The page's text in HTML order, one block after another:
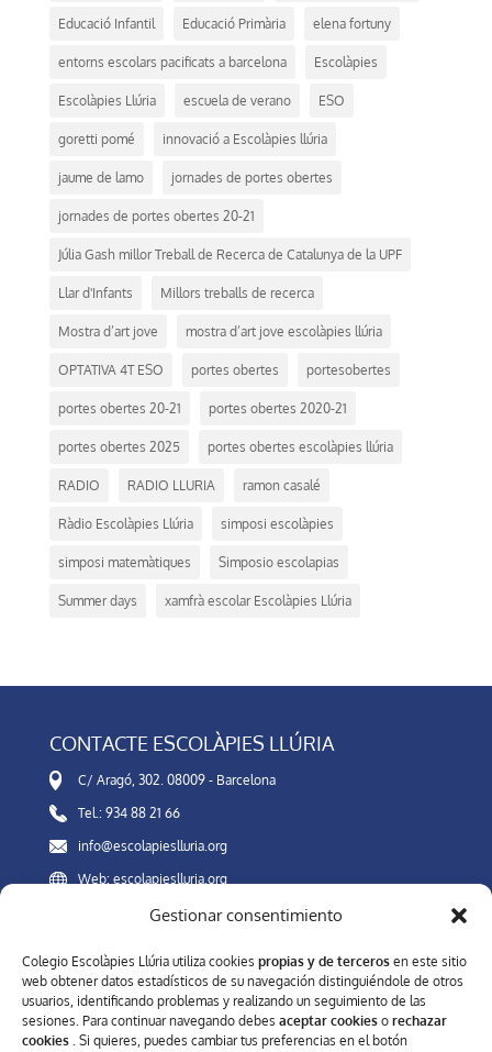
Gestionar consentimiento
Colegio Escolàpies Llúria utiliza cookies propias y de terceros en este sitio
web obtener datos estadísticos de su navegación distinguiéndole de otros
usuarios, identificando problemas y realizando un seguimiento de las
sesiones. Para continuar navegando debes aceptar cookies o rechazar
cookies . Si quieres, puedes cambiar tus preferencias en el botón
Educació Infantil Educació Primària elena fortuny
entorns escolars pacificats a barcelona Escolàpies
Escolàpies Llúria escuela de verano ESO
goretti pomé innovació a Escolàpies llúria
jaume de lamo jornades de portes obertes
jornades de portes obertes 20-21
Júlia Gash millor Treball de Recerca de Catalunya de la UPF
Llar d'Infants Millors treballs de recerca
Mostra d’art jove mostra d’art jove escolàpies llúria
OPTATIVA 4T ESO portes obertes portesobertes
portes obertes 20-21 portes obertes 2020-21
portes obertes 2025 portes obertes escolàpies llúria
RADIO RADIO LLURIA ramon casalé
Ràdio Escolàpies Llúria simposi escolàpies
simposi matemàtiques Simposio escolapias
Summer days xamfrà escolar Escolàpies Llúria
CONTACTE ESCOLÀPIES LLÚRIA
C/ Aragó, 302. 08009 - Barcelona
Tel.: 934 88 21 66
info@escolapieslluria.org
Web: escolapieslluria.org
Canal Interno de Información
XARXES SOCIALS